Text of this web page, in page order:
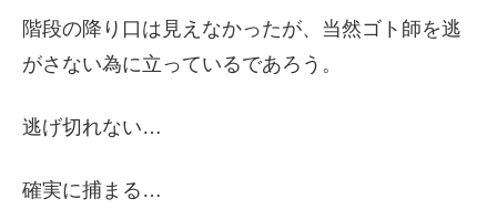
階段の降り口は見えなかったが、当然ゴト師を逃
がさない為に立っているであろう。
逃げ切れない…
確実に捕まる…